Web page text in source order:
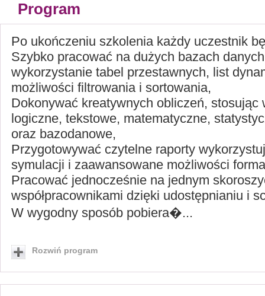
Program
Po ukończeniu szkolenia każdy uczestnik
Szybko pracować na dużych bazach
wykorzystanie tabel przestawnych, list
możliwości filtrowania i sortowania,
Dokonywać kreatywnych obliczeń, stosując
logiczne, tekstowe, matematyczne,
oraz bazodanowe,
Przygotowywać czytelne raporty
symulacji i zaawansowane możliwości
Pracować jednocześnie na jednym
współpracownikami dzięki udostępnianiu i
W wygodny sposób pobiera�...
Rozwiń program